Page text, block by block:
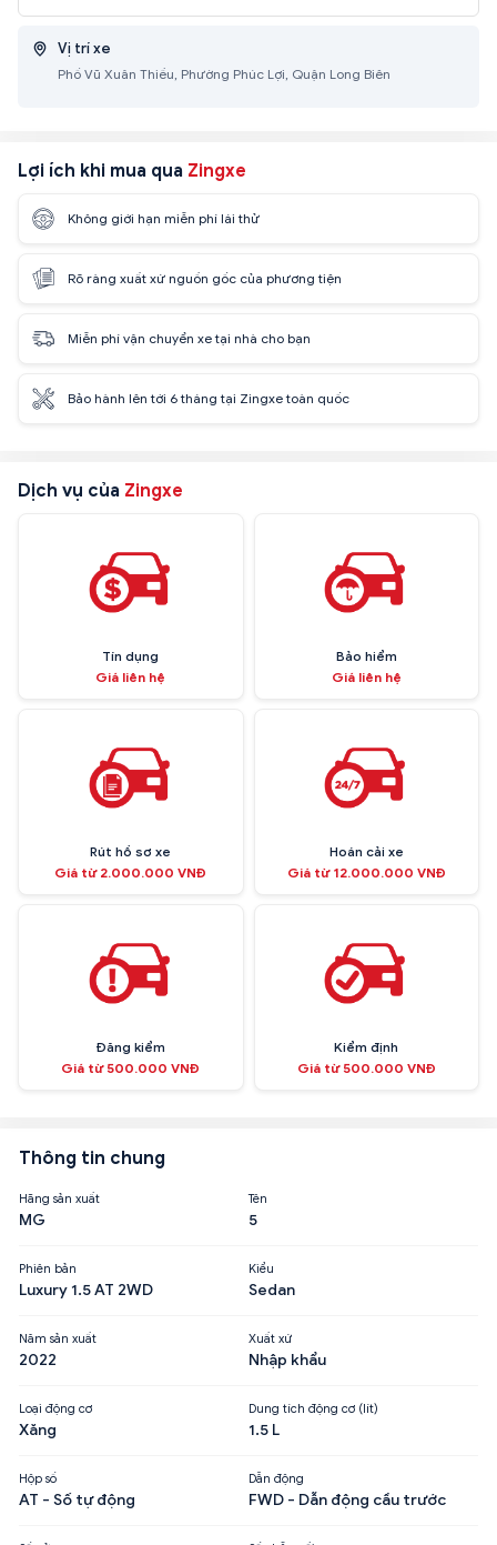
Vị trí xe
Phố Vũ Xuân Thiều, Phường Phúc Lợi, Quận Long Biên
Lợi ích khi mua qua Zingxe
Không giới hạn miễn phí lái thử
Rõ ràng xuất xứ nguồn gốc của phương tiện
Miễn phí vận chuyển xe tại nhà cho bạn
Bảo hành lên tới 6 tháng tại Zingxe toàn quốc
Dịch vụ của Zingxe
Tín dụng
Giá liên hệ
Bảo hiểm
Giá liên hệ
Rút hồ sơ xe
Giá từ 2.000.000 VNĐ
Hoán cải xe
Giá từ 12.000.000 VNĐ
Đăng kiểm
Giá từ 500.000 VNĐ
Kiểm định
Giá từ 500.000 VNĐ
Thông tin chung
Hãng sản xuất
MG
Tên
5
Phiên bản
Luxury 1.5 AT 2WD
Kiểu
Sedan
Năm sản xuất
2022
Xuất xứ
Nhập khẩu
Loại động cơ
Xăng
Dung tích động cơ (lít)
1.5 L
Hộp số
AT - Số tự động
Dẫn động
FWD - Dẫn động cầu trước